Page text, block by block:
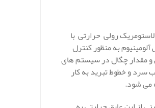
رولی حرارتی با
به منظور کنترل
و مقدار چگال در سیستم های
سرد و خطوط تبرید به کار
می شود.